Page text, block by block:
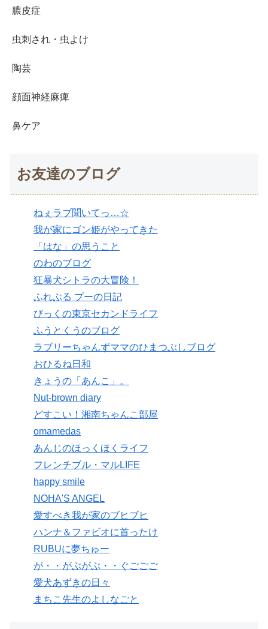
膿皮症
虫刺され・虫よけ
陶芸
顔面神経麻痺
鼻ケア
お友達のブログ
ねぇラブ聞いてっ…☆
我が家にゴン姫がやってきた
「はな」の思うこと
のわのブログ
狂暴犬シトラの大冒険！
ふれぶる プーの日記
びっくの東京セカンドライフ
ふうとくうのブログ
ラブリーちゃんずママのひまつぶしブログ
おひるね日和
きょうの「あんこ」。
Nut-brown diary
どすこい！湘南ちゃんこ部屋
omamedas
あんじのほっくほくライフ
フレンチブル・マルLIFE
happy smile
NOHA'S ANGEL
愛すべき我が家のブヒブヒ
ハンナ＆ファビオに首ったけ
RUBUに夢ちゅー
が・・がぶがぶ・・ぐごごご
愛犬あずきの日々
まちこ先生のよしなごと